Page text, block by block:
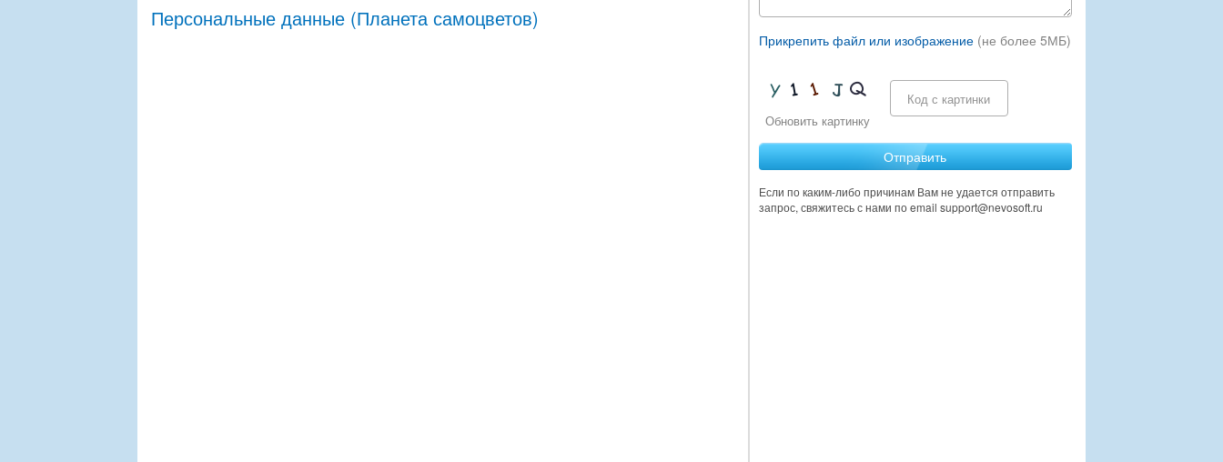
Персональные данные (Планета самоцветов)
Прикрепить файл или изображение (не более 5МБ)
Обновить картинку
Если по каким-либо причинам Вам не удается отправить
запрос, свяжитесь с нами по email support@nevosoft.ru